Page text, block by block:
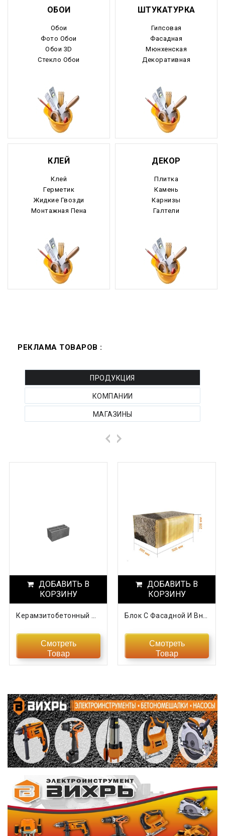
ОБОИ
Обои
Фото Обои
Обои 3D
Стекло Обои
ШТУКАТУРКА
Гипсовая
Фасадная
Мюнхенская
Декоративная
КЛЕЙ
Клей
Герметик
Жидкие Гвозди
Монтажная Пена
ДЕКОР
Плитка
Камень
Карнизы
Галтели
РЕКЛАМА ТОВАРОВ :
ПРОДУКЦИЯ
КОМПАНИИ
МАГАЗИНЫ
ДОБАВИТЬ В
КОРЗИНУ
Смотреть
Товар
ДОБАВИТЬ В
КОРЗИНУ
Смотреть
Товар